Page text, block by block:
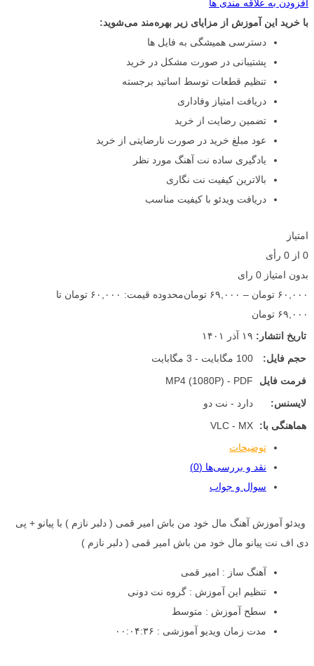
افزودن به علاقه مندی ها
با خرید این آموزش از مزایای زیر بهره‌مند می‌شوید:
دسترسی همیشگی به فایل ها
پشتیبانی در صورت مشکل در خرید
تنظیم قطعات توسط اساتید برجسته
دریافت امتیاز وفاداری
تضمین رضایت از خرید
عود مبلغ خرید در صورت نارضایتی از خرید
یادگیری ساده نت آهنگ مورد نظر
بالاترین کیفیت نت نگاری
دریافت ویدئو با کیفیت مناسب
امتیاز
0 از 0 رأی
بدون امتیاز 0 رای
۶۰,۰۰۰ تومان – ۶۹,۰۰۰ تومان
محدوده قیمت: ۶۰,۰۰۰ تومان تا
۶۹,۰۰۰ تومان
تاریخ انتشار: ۱۹ آذر ۱۴۰۱
حجم فایل:
100 مگابایت - 3 مگابایت
فرمت فایل
MP4 (1080P) - PDF
لایسنس:
دارد - نت دو
هماهنگی با:
VLC - MX
توضیحات
نقد و بررسی‌ها (0)
سوال و جواب
ویدئو آموزش آهنگ مال خود من باش امیر قمی ( دلبر نازم ) با پیانو + پی
دی اف نت پیانو مال خود من باش امیر قمی ( دلبر نازم )
آهنگ ساز : امیر قمی
تنظیم این آموزش : گروه نت دونی
سطح آموزش : متوسط
مدت زمان ویدیو آموزشی : ۰۰:۰۴:۳۶